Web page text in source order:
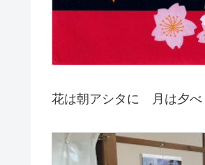
花は朝アシタに 月は夕